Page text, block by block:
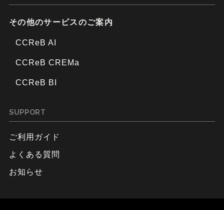
その他のサービスのご案内
CCReB AI
CCReB CREMa
CCReB BI
SUPPORT
ご利用ガイド
よくある質問
お知らせ